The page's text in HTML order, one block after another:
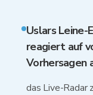
Uslars
reagiert auf
Vorhersagen
das Live-Radar